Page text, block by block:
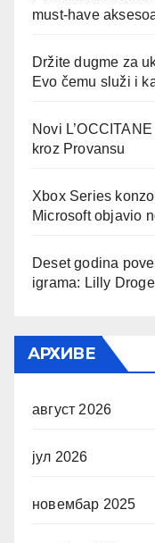
must-have
Držite dugme za
Evo čemu služi i
Novi
kroz Provansu
Xbox Series
Microsoft objavio
Deset godina
igrama: Lilly
АРХИВЕ
август 2026
јул 2026
новембар 2025